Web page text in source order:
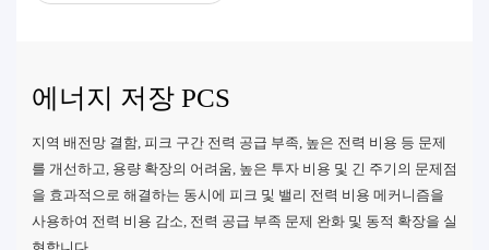
에너지 저장 PCS
지역 배전망 결함, 피크 구간 전력 공급 부족, 높은 전력 비용 등 문제
를 개선하고, 용량 확장의 어려움, 높은 투자 비용 및 긴 주기의 문제점
을 효과적으로 해결하는 동시에 피크 및 밸리 전력 비용 메커니즘을
사용하여 전력 비용 감소, 전력 공급 부족 문제 완화 및 동적 확장을 실